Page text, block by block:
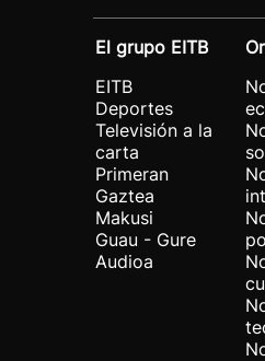
El grupo EITB
EITB
Deportes
Televisión a la
carta
Primeran
Gaztea
Makusi
Guau - Gure
Audioa